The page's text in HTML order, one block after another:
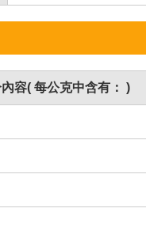
容( 每公克中含有： )